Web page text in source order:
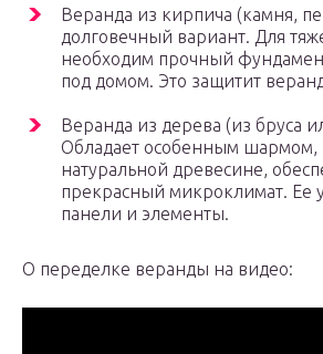
Веранда из кирпича (камня,
долговечный вариант. Для
необходим прочный
под домом. Это защитит
Веранда из дерева (из бруса
Обладает особенным
натуральной древесине,
прекрасный микроклимат. Ее
панели и элементы.
О переделке веранды на видео: